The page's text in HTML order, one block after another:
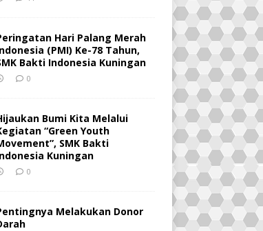
Hari Palang Merah
(PMI) Ke-78 Tahun,
Bakti Indonesia Kuningan
0
Bumi Kita Melalui
“Green Youth
SMK Bakti
Kuningan
0
Melakukan Donor